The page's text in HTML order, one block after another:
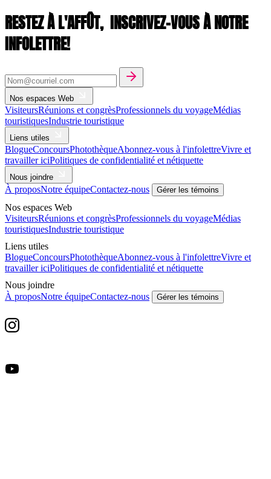
RESTEZ À L'AFFÛT, INSCRIVEZ-VOUS À NOTRE
INFOLETTRE!
Nos espaces Web
VisiteursRéunions et congrèsProfessionnels du voyageMédias
touristiquesIndustrie touristique
Liens utiles
BlogueConcoursPhotothèqueAbonnez-vous à l'infolettreVivre et
travailler iciPolitiques de confidentialité et nétiquette
Nous joindre
À proposNotre équipeContactez-nous Gérer les témoins
Nos espaces Web
VisiteursRéunions et congrèsProfessionnels du voyageMédias
touristiquesIndustrie touristique
Liens utiles
BlogueConcoursPhotothèqueAbonnez-vous à l'infolettreVivre et
travailler iciPolitiques de confidentialité et nétiquette
Nous joindre
À proposNotre équipeContactez-nous Gérer les témoins